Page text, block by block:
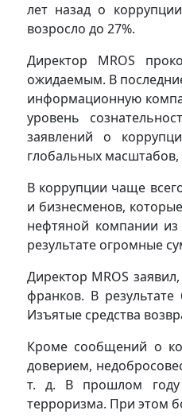
лет назад о
возросло до 27%.
Директор MROS
ожидаемым. В
информационную
уровень
заявлений о
глобальных
В коррупции чаще
и бизнесменов,
нефтяной компании
результате огромные
Директор MROS
франков. В
Изъятые средства
Кроме сообщений о
доверием,
т. д. В прошлом году
терроризма. При этом